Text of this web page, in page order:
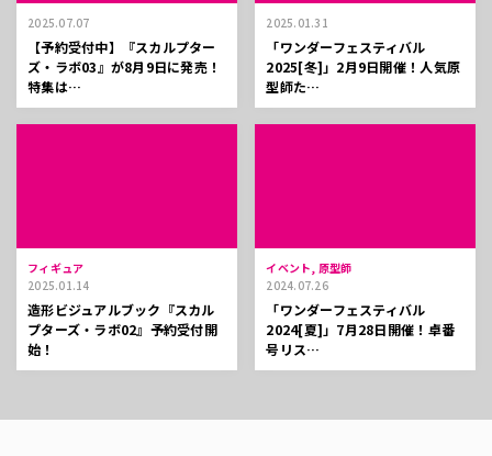
2025.07.07
【予約受付中】『スカルプター
ズ・ラボ03』が8月9日に発売！
特集は…
2025.01.31
「ワンダーフェスティバル
2025[冬]」2月9日開催！人気原
型師た…
フィギュア
2025.01.14
造形ビジュアルブック『スカル
プターズ・ラボ02』予約受付開
始！
イベント, 原型師
2024.07.26
「ワンダーフェスティバル
2024[夏]」7月28日開催！卓番
号リス…